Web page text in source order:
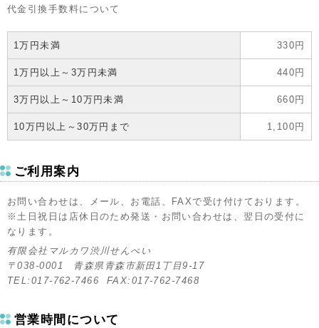
代金引換手数料について
1万円未満 330円
1万円以上～3万円未満 440円
3万円以上～10万円未満 660円
10万円以上～30万円まで 1,100円
ご利用案内
お問い合わせは、メール、お電話、FAXで受け付けております。
※土日祝日は店休日のため発送・お問い合わせは、翌日の受付に
なります。
有限会社マルカワ渋川せんべい
〒038-0001 青森県青森市新田1丁目9-17
TEL:017-762-7466 FAX:017-762-7468
営業時間について